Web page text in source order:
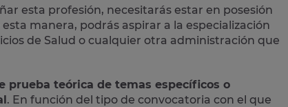
esta profesión, necesitarás estar en posesión
manera, podrás aspirar a la especialización
de Salud o cualquier otra administración que
prueba teórica de temas específicos o
. En función del tipo de convocatoria con el que